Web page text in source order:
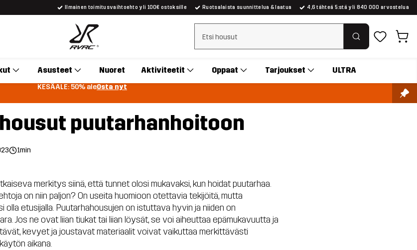
Ilmainen toimitusvaihtoehto yli 100€ ostoksille Ruotsalaista suunnittelua & laatua 4,6 tähteä 5:stä yli 840 000 arvostelua
Tyhjennä haku
Asusteet Nuoret Aktiviteetit Oppaat Tarjoukset ULTRA
KESÄALE: 50% aleOsta nyt
puutarhanhoitoon
1min
merkitys siinä, että tunnet olosi mukavaksi, kun hoidat puutarhaa.
on niin paljon? On useita huomioon otettavia tekijöitä, mutta
olla etusijalla. Puutarhahousujen on istuttava hyvin ja niiden on
Jos ne ovat liian tiukat tai liian löysät, se voi aiheuttaa epämukavuutta ja
kevyet ja joustavat materiaalit voivat vaikuttaa merkittävästi
aikana.